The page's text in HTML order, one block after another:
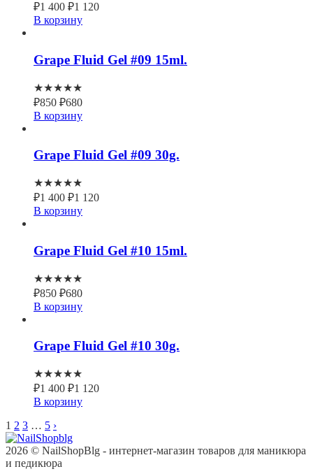
₽1 400 ₽1 120
В корзину
Grape Fluid Gel #09 15ml.
★★★★★
₽850 ₽680
В корзину
Grape Fluid Gel #09 30g.
★★★★★
₽1 400 ₽1 120
В корзину
Grape Fluid Gel #10 15ml.
★★★★★
₽850 ₽680
В корзину
Grape Fluid Gel #10 30g.
★★★★★
₽1 400 ₽1 120
В корзину
1 2 3 … 5 ›
2026 © NailShopBlg - интернет-магазин товаров для маникюра
и педикюра